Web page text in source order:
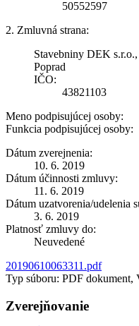
50552597
2. Zmluvná strana:
Stavebniny DEK
Poprad
IČO:
43821103
Meno podpisujúcej osoby:
Funkcia podpisujúcej osoby:
Dátum zverejnenia:
10. 6. 2019
Dátum účinnosti zmluvy:
11. 6. 2019
Dátum uzatvorenia/udelenia
3. 6. 2019
Platnosť zmluvy do:
Neuvedené
20190610063311.pdf
Typ súboru: PDF
Zverejňovanie